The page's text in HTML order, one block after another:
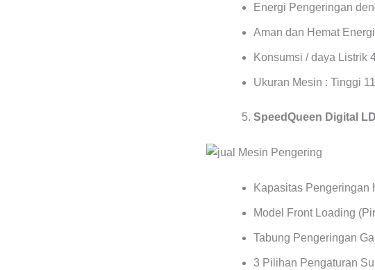
Energi Pengeringan
Aman dan Hemat
Konsumsi / daya Listrik
Ukuran Mesin : Tinggi
SpeedQueen Digital
Kapasitas Pengeringan
Model Front Loading
Tabung Pengeringan
3 Pilihan Pengaturan